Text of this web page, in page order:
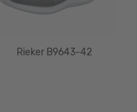
Rieker B9643-42